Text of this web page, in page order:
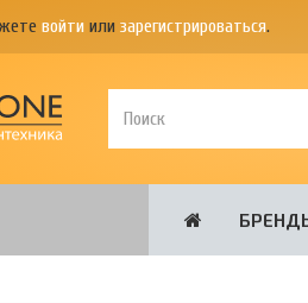
войти или зарегистрироваться.